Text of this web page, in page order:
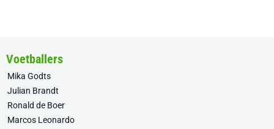
Voetballers
Mika Godts
Julian Brandt
Ronald de Boer
Marcos Leonardo